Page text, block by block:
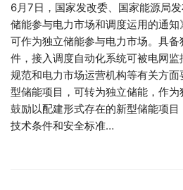
6月7日，国家发改委、国家能源局
储能参与电力市场和调度运用的通
可作为独立储能参与电力市场。具
件，接入调度自动化系统可被电网
规范和电力市场运营机构等有关方
型储能项目，可转为独立储能，作为
鼓励以配建形式存在的新型储能项
技术条件和安全标准…